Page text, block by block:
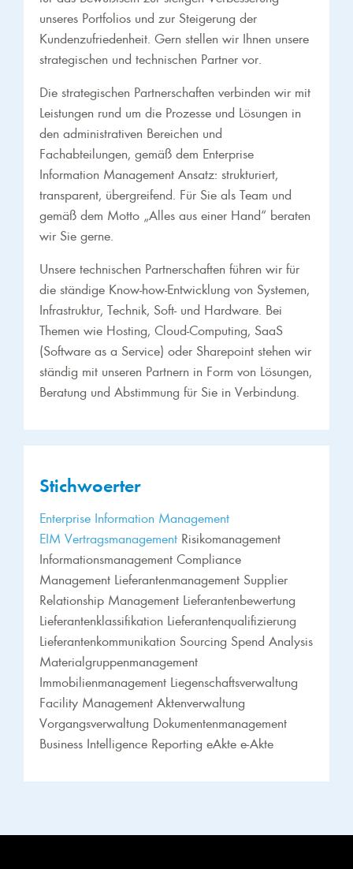
unseres Portfolios und zur Steigerung der
Kundenzufriedenheit. Gern stellen wir Ihnen unsere
strategischen und technischen Partner vor.
Die strategischen Partnerschaften verbinden wir mit
Leistungen rund um die Prozesse und Lösungen in
den administrativen Bereichen und
Fachabteilungen, gemäß dem Enterprise
Information Management Ansatz: strukturiert,
transparent, übergreifend. Für Sie als Team und
gemäß dem Motto „Alles aus einer Hand“ beraten
wir Sie gerne.
Unsere technischen Partnerschaften führen wir für
die ständige Know-how-Entwicklung von Systemen,
Infrastruktur, Technik, Soft- und Hardware. Bei
Themen wie Hosting, Cloud-Computing, SaaS
(Software as a Service) oder Sharepoint stehen wir
ständig mit unseren Partnern in Form von Lösungen,
Beratung und Abstimmung für Sie in Verbindung.
Stichwoerter
Enterprise Information Management
EIM Vertragsmanagement Risikomanagement
Informationsmanagement Compliance
Management Lieferantenmanagement Supplier
Relationship Management Lieferantenbewertung
Lieferantenklassifikation Lieferantenqualifizierung
Lieferantenkommunikation Sourcing Spend Analysis
Materialgruppenmanagement
Immobilienmanagement Liegenschaftsverwaltung
Facility Management Aktenverwaltung
Vorgangsverwaltung Dokumentenmanagement
Business Intelligence Reporting eAkte e-Akte